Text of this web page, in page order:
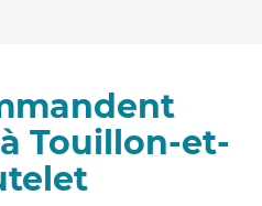
Touillon-et-